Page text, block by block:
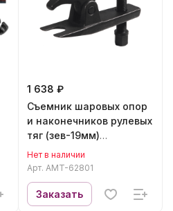
1 638 ₽
Съемник шаровых опор
и наконечников рулевых
тяг (зев-19мм)
AUTOMASTER AMT-62801
Нет в наличии
Арт. AMT-62801
Заказать